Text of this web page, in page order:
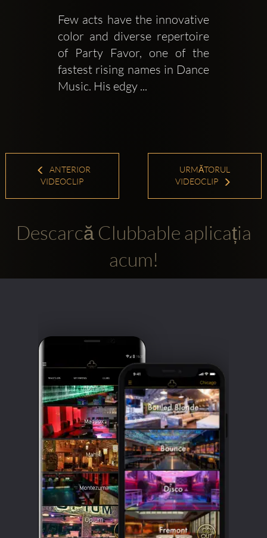
Few acts have the innovative
color and diverse repertoire
of Party Favor, one of the
fastest rising names in Dance
Music. His edgy ...
ANTERIOR
VIDEOCLIP
URMĂTORUL
VIDEOCLIP
Descarcă Clubbable aplicația
acum!